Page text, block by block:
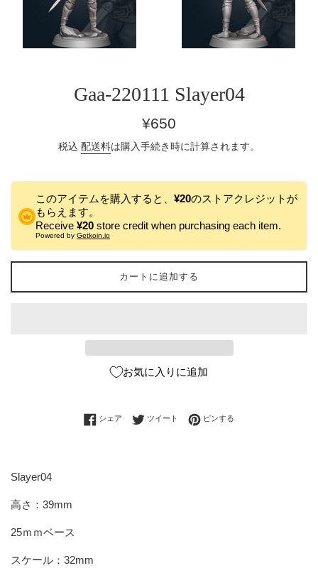
Gaa-220111 Slayer04
通
価
¥650
税込 配送料は購入手続き時に計算されます。
このアイテムを購入すると、 ¥20のストアクレジットが
もらえます。
Receive ¥20 store credit when purchasing each item.
Powered by Getkoin.io
カートに追加する
お気に入りに追加
シェア Facebookでシェアする
ツイート Twitterに投稿する
ピンする
Slayer04
高さ：39mm
25ｍｍベース
スケール：32mm